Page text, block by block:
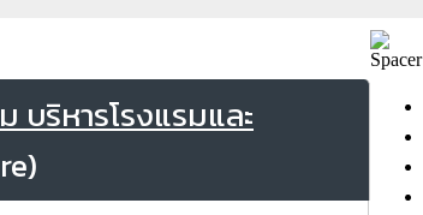
บริหารโรงแรมและ